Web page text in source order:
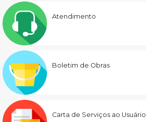
Atendimento
Boletim de Obras
Carta de Serviços ao Usuário